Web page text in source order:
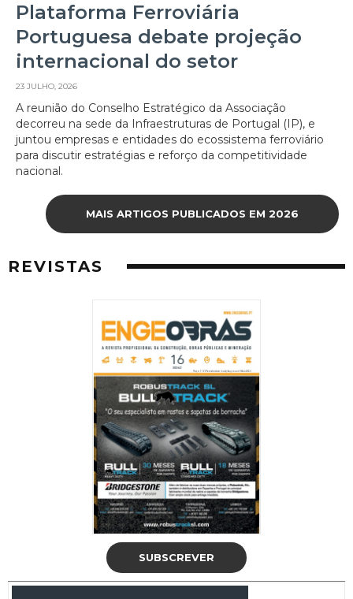
Plataforma Ferroviária
Portuguesa debate projeção
internacional do setor
23 JULHO, 2026
A reunião do Conselho Estratégico da Associação
decorreu na sede da Infraestruturas de Portugal (IP), e
juntou empresas e entidades do ecossistema ferroviário
para discutir estratégias e reforço da competitividade
nacional.
MAIS ARTIGOS PUBLICADOS EM 2026
REVISTAS
SUBSCREVER